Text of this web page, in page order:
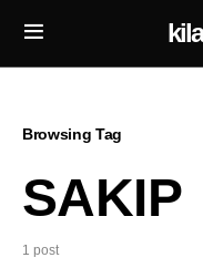
Browsing Tag
SAKIP
1 post